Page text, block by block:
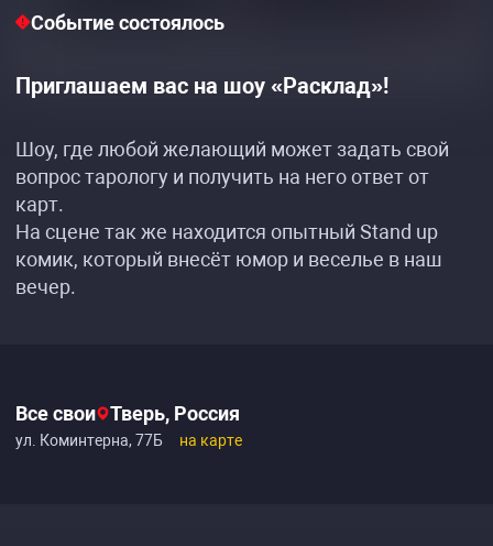
Событие состоялось
Приглашаем вас на шоу «Расклад»!
Шоу, где любой желающий может задать свой
вопрос тарологу и получить на него ответ от
карт.
На сцене так же находится опытный Stand up
комик, который внесёт юмор и веселье в наш
вечер.
Все свои Тверь, Россия
ул. Коминтерна, 77Б на карте